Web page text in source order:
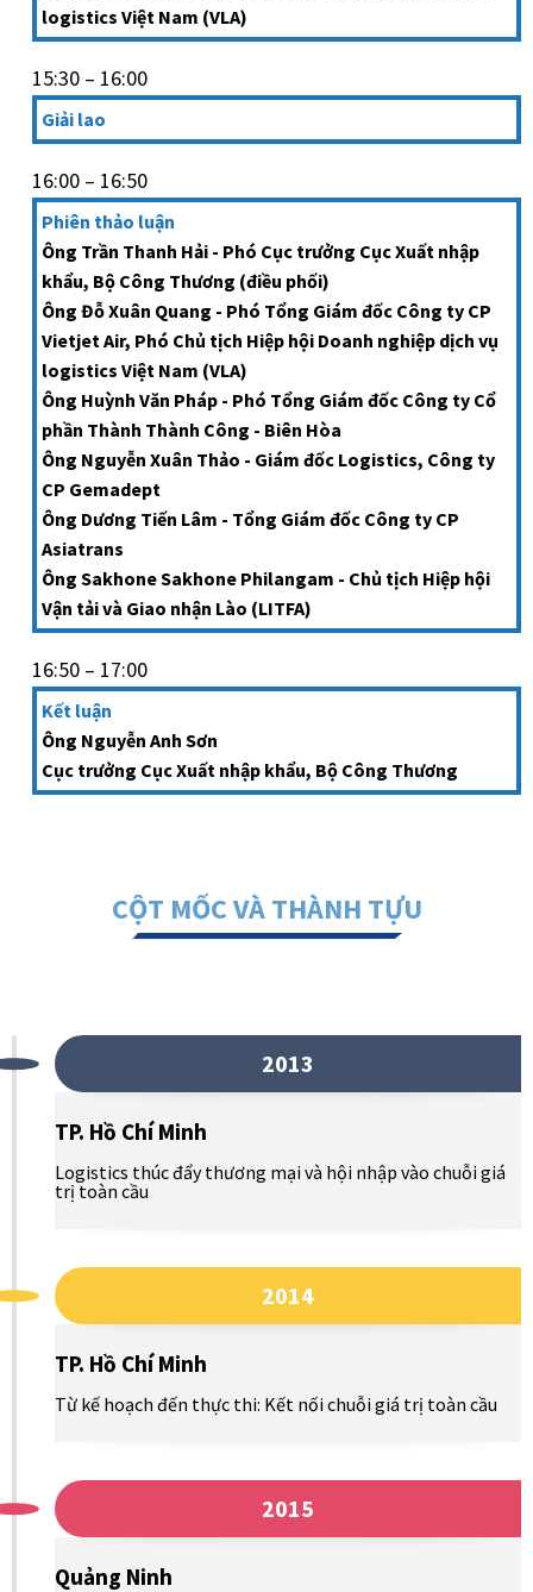
logistics Việt Nam (VLA)
15:30 – 16:00
Giải lao
16:00 – 16:50
Phiên thảo luận
Ông Trần Thanh Hải - Phó Cục trưởng Cục Xuất nhập
khẩu, Bộ Công Thương (điều phối)
Ông Đỗ Xuân Quang - Phó Tổng Giám đốc Công ty CP
Vietjet Air, Phó Chủ tịch Hiệp hội Doanh nghiệp dịch vụ
logistics Việt Nam (VLA)
Ông Huỳnh Văn Pháp - Phó Tổng Giám đốc Công ty Cổ
phần Thành Thành Công - Biên Hòa
Ông Nguyễn Xuân Thảo - Giám đốc Logistics, Công ty
CP Gemadept
Ông Dương Tiến Lâm - Tổng Giám đốc Công ty CP
Asiatrans
Ông Sakhone Sakhone Philangam - Chủ tịch Hiệp hội
Vận tải và Giao nhận Lào (LITFA)
16:50 – 17:00
Kết luận
Ông Nguyễn Anh Sơn
Cục trưởng Cục Xuất nhập khẩu, Bộ Công Thương
CỘT MỐC VÀ THÀNH TỰU
2013
TP. Hồ Chí Minh
Logistics thúc đẩy thương mại và hội nhập vào chuỗi giá
trị toàn cầu
2014
TP. Hồ Chí Minh
Từ kế hoạch đến thực thi: Kết nối chuỗi giá trị toàn cầu
2015
Quảng Ninh